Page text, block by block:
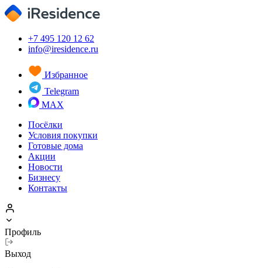
+7 495 120 12 62
info@iresidence.ru
Избранное
Telegram
MAX
Посёлки
Условия покупки
Готовые дома
Акции
Новости
Бизнесу
Контакты
Профиль
Выход